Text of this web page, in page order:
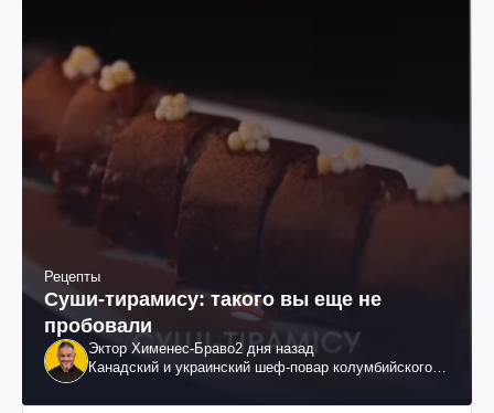
Рецепты
Суши-тирамису: такого вы еще не
пробовали
Эктор Хименес-Браво2 дня назад
Канадский и украинский шеф-повар колумбийского